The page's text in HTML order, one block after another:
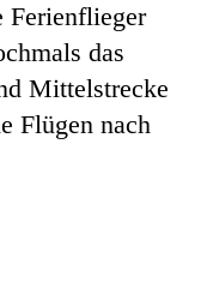
Ferienflieger
das
Mittelstrecke
Flügen nach